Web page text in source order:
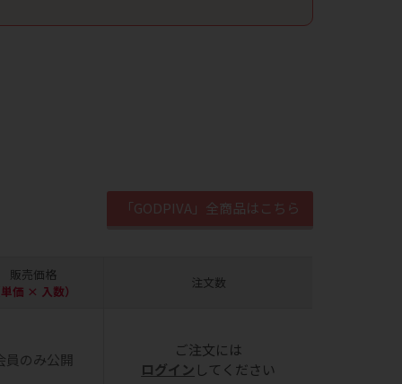
「GODPIVA」全商品はこちら
販売価格
価 × 入数）
注文数
員のみ公開
ご注文には
ログイン してください